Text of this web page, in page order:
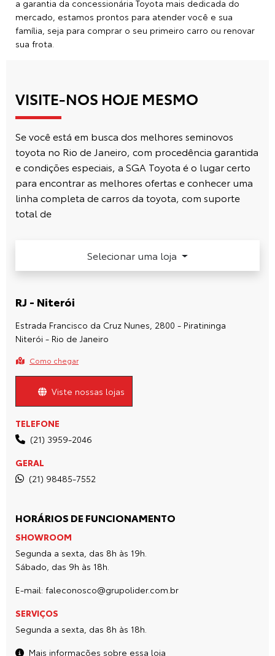
a garantia da concessionária Toyota mais dedicada do
mercado, estamos prontos para atender você e sua
família, seja para comprar o seu primeiro carro ou renovar
sua frota.
VISITE-NOS HOJE MESMO
Se você está em busca dos melhores seminovos
toyota no Rio de Janeiro, com procedência garantida
e condições especiais, a SGA Toyota é o lugar certo
para encontrar as melhores ofertas e conhecer uma
linha completa de carros da toyota, com suporte
total de
Selecionar uma loja
RJ - Niterói
Estrada Francisco da Cruz Nunes, 2800 - Piratininga
Niterói - Rio de Janeiro
Como chegar
Viste nossas lojas
TELEFONE
(21) 3959-2046
GERAL
(21) 98485-7552
HORÁRIOS DE FUNCIONAMENTO
SHOWROOM
Segunda a sexta, das 8h às 19h.
Sábado, das 9h às 18h.
E-mail: faleconosco@grupolider.com.br
SERVIÇOS
Segunda a sexta, das 8h às 18h.
Mais informações sobre essa loja